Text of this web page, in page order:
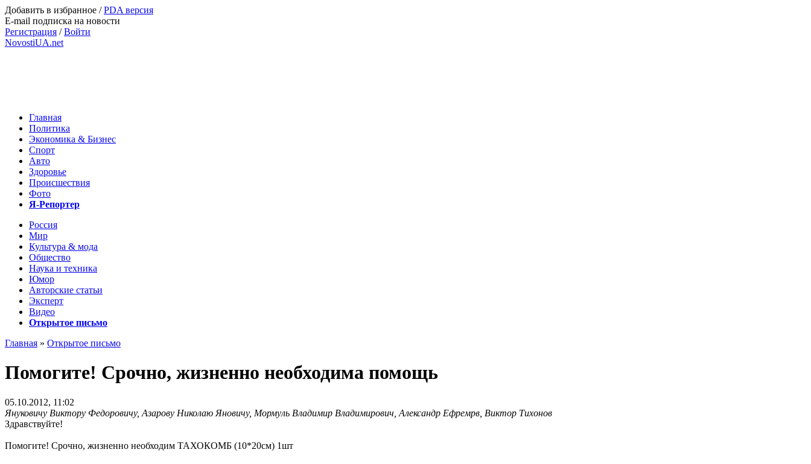
Добавить в избранное /PDA версия
E-mail подписка на новости
Регистрация /Войти
NovostiUA.net
Главная
Политика
Экономика & Бизнес
Спорт
Авто
Здоровье
Происшествия
Фото
Я-Репортер
Россия
Мир
Культура & мода
Общество
Наука и техника
Юмор
Авторские статьи
Эксперт
Видео
Открытое письмо
Главная » Открытое письмо
Помогите! Срочно, жизненно необходима помощь
05.10.2012, 11:02
Януковичу Виктору Федоровичу, Азарову Николаю Яновичу, Мормуль Владимир Владимирович, Александр Ефремрв, Виктор Тихонов
Здравствуйте!
Помогите! Срочно, жизненно необходим ТАХОКОМБ (10*20см) 1шт